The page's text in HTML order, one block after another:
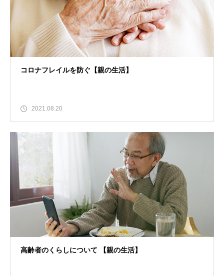
コロナフレイルを防ぐ【親の生活】
2021.08.20
高齢者のくらしについて 【親の生活】